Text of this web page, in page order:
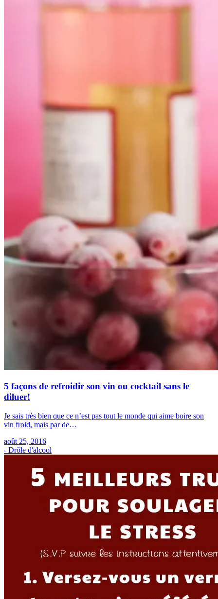
5 façons de refroidir son vin ou cocktail sans le
diluer!
Je sais très bien que ce n’est pas tout le monde qui aime boire son
vin froid, mais par de…
août 25, 2016
- Drôle d'alcool